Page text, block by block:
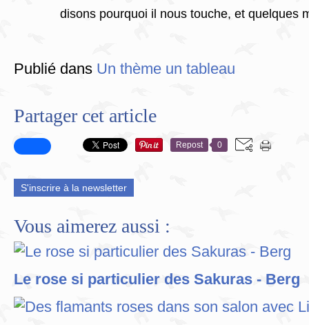
disons pourquoi il nous touche, et quelques
Publié dans Un thème un tableau
Partager cet article
Repost 0
S'inscrire à la newsletter
Vous aimerez aussi :
Le rose si particulier des Sakuras - Berg